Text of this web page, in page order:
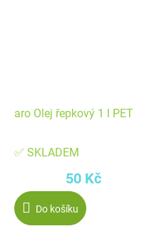
aro Olej řepkový 1 l PET
✅ SKLADEM
50 Kč
Do košíku